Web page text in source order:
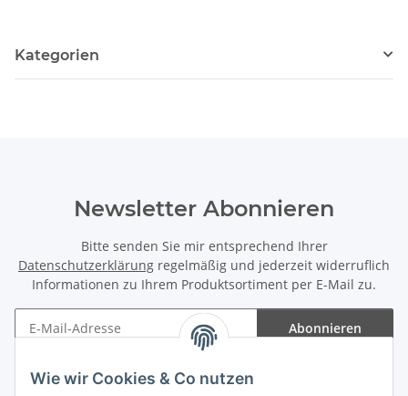
Wie wir Cookies & Co nutzen
Kategorien
Newsletter Abonnieren
Bitte senden Sie mir entsprechend Ihrer
Datenschutzerklärung regelmäßig und jederzeit widerruflich
Informationen zu Ihrem Produktsortiment per E-Mail zu.
Abonnieren